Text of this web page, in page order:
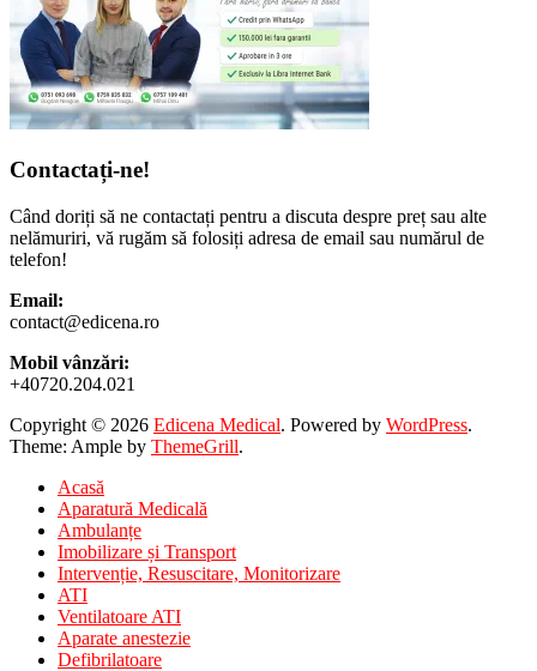
Contactați-ne!
Când doriți să ne contactați pentru a discuta despre preț sau alte
nelămuriri, vă rugăm să folosiți adresa de email sau numărul de
telefon!
Email:
contact@edicena.ro
Mobil vânzări:
+40720.204.021
Copyright © 2026 Edicena Medical. Powered by WordPress.
Theme: Ample by ThemeGrill.
Acasă
Aparatură Medicală
Ambulanțe
Imobilizare și Transport
Intervenție, Resuscitare, Monitorizare
ATI
Ventilatoare ATI
Aparate anestezie
Defibrilatoare